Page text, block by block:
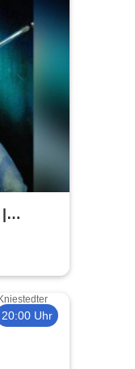
20:00 Uhr